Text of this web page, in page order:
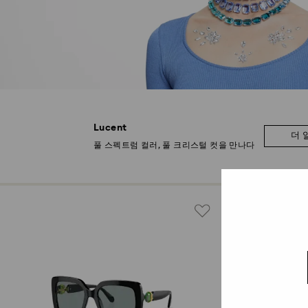
Lucent
풀 스펙트럼 컬러, 풀 크리스털 컷을 만나다
더